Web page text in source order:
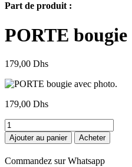
Part de produit :
PORTE bougie
179,00 Dhs
179,00 Dhs
quantité
de
PORTE
bougie
Ajouter au panier Acheter
Commandez sur Whatsapp